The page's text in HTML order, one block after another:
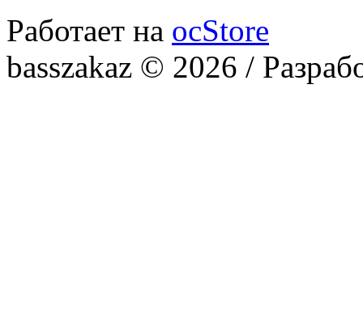
Работает на ocStore
basszakaz © 2026 /